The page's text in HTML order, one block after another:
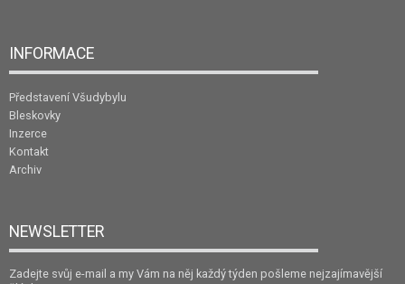
INFORMACE
Představení Všudybylu
Bleskovky
Inzerce
Kontakt
Archiv
NEWSLETTER
Zadejte svůj e-mail a my Vám na něj každý týden pošleme nejzajímavější